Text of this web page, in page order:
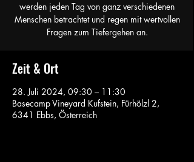
werden jeden Tag von ganz verschiedenen
Menschen betrachtet und regen mit wertvollen
Fragen zum Tiefergehen an.
Zeit & Ort
28. Juli 2024, 09:30 – 11:30
Basecamp Vineyard Kufstein, Fürhölzl 2,
6341 Ebbs, Österreich